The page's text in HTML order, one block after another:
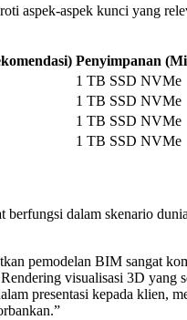
aspek-aspek kunci yang
Penyimpanan
1 TB SSD NVMe
1 TB SSD NVMe
1 TB SSD NVMe
1 TB SSD NVMe
dalam skenario
pemodelan BIM sangat
visualisasi 3D yang
presentasi kepada klien,